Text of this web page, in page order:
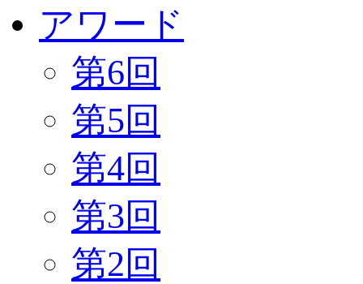
アワード
第6回
第5回
第4回
第3回
第2回